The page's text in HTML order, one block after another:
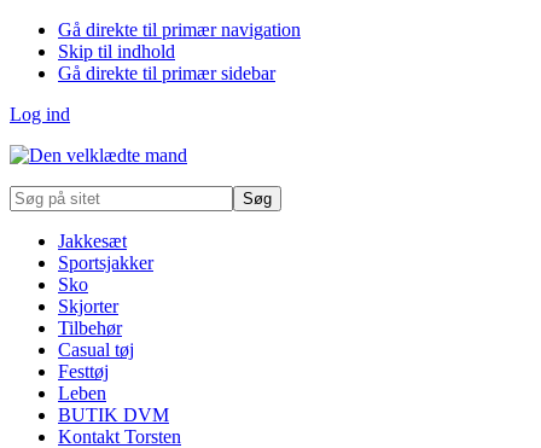
Gå direkte til primær navigation
Skip til indhold
Gå direkte til primær sidebar
Log ind
Søg
på
Jakkesæt
Sportsjakker
Sko
Skjorter
Tilbehør
Casual tøj
Festtøj
Leben
BUTIK DVM
Kontakt Torsten